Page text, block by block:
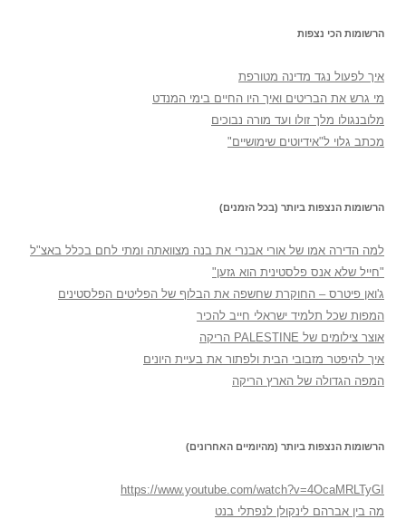
הרשומות הכי נצפות
איך לפעול נגד מדינה מטורפת
מי גרש את הבריטים ואיך היו החיים בימי המנדט
מלובנגולו מלך זולו ועד מורה נבוכים
מכתב גלוי ל"אידיוטים שימושיים"
הרשומות הנצפות ביותר (בכל הזמנים)
למה הדירה אמו של אורי אבנרי את בנה מצוואתה ומתי לחם בכלל באצ"ל
"חייל שלא אנס פלסטינית הוא גזען"
ג'ואן פיטרס – החוקרת שחשפה את הבלוף של הפליטים הפלסטינים
המפות שכל תלמיד ישראלי חייב להכיר
אוצר צילומים של PALESTINE הריקה
איך להיפטר מזבובי הבית ולפתור את בעיית היונים
המפה הגדולה של הארץ הריקה
הרשומות הנצפות ביותר (מהיומיים האחרונים)
https://www.youtube.com/watch?v=4OcaMRLTyGI
מה בין אברהם לינקולן לנפתלי בנט